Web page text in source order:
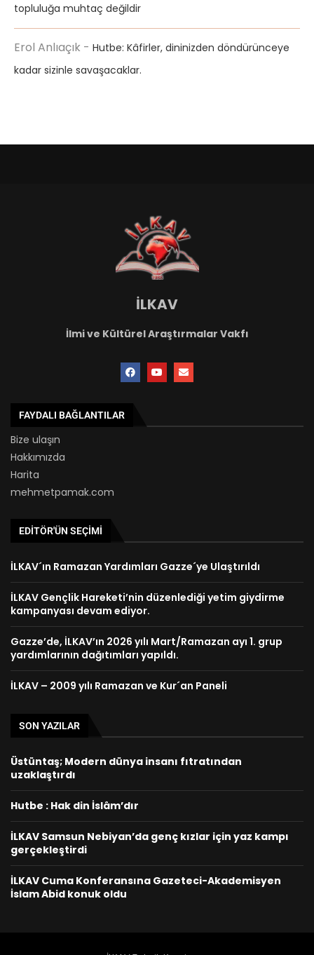
topluluğa muhtaç değildir
Erol Anlıaçık - Hutbe: Kâfirler, dininizden döndürünceye
kadar sizinle savaşacaklar.
İLKAV
İlmi ve Kültürel Araştırmalar Vakfı
FAYDALI BAĞLANTILAR
Bize ulaşın
Hakkımızda
Harita
mehmetpamak.com
EDITÖR'ÜN SEÇIMI
İLKAV´ın Ramazan Yardımları Gazze´ye Ulaştırıldı
İLKAV Gençlik Hareketi’nin düzenlediği yetim giydirme
kampanyası devam ediyor.
Gazze’de, İLKAV’ın 2026 yılı Mart/Ramazan ayı 1. grup
yardımlarının dağıtımları yapıldı.
İLKAV – 2009 yılı Ramazan ve Kur´an Paneli
SON YAZILAR
Üstüntaş; Modern dünya insanı fıtratından
uzaklaştırdı
Hutbe : Hak din İslâm’dır
İLKAV Samsun Nebiyan’da genç kızlar için yaz kampı
gerçekleştirdi
İLKAV Cuma Konferansına Gazeteci-Akademisyen
İslam Abid konuk oldu